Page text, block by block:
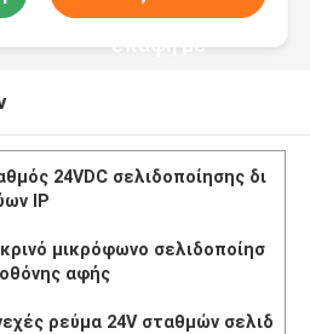
επαφή με
24VDC σελιδοποίησης δι
IP
μικρόφωνο σελιδοποίησ
αφής
ρεύμα 24V σταθμών σελιδ